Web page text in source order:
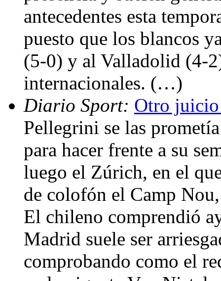
antecedentes esta
puesto que los blancos
(5-0) y al Valladolid (4-
internacionales. (…)
Diario Sport: Otro
Pellegrini se las
para hacer frente a su
luego el Zúrich, en el
de colofón el Camp
El chileno comprendió
Madrid suele ser
comprobando como el